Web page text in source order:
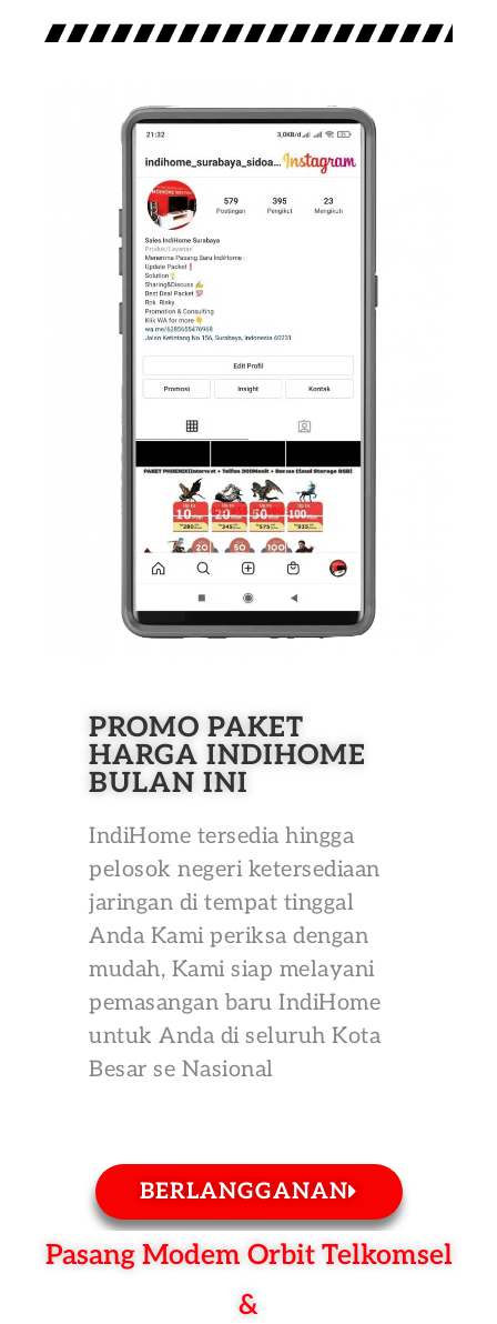
PROMO PAKET
HARGA INDIHOME
BULAN INI
IndiHome tersedia hingga
pelosok negeri ketersediaan
jaringan di tempat tinggal
Anda Kami periksa dengan
mudah, Kami siap melayani
pemasangan baru IndiHome
untuk Anda di seluruh Kota
Besar se Nasional
BERLANGGANAN
Pasang Modem Orbit Telkomsel
&